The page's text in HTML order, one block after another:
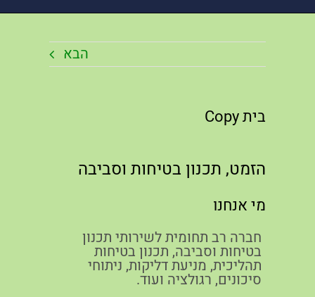
הבא
בית Copy
הזמט, תכנון בטיחות וסביבה
מי אנחנו
חברה רב תחומית לשירותי תכנון
בטיחות וסביבה, תכנון בטיחות
תהליכית, מניעת דליקות, ניתוחי
סיכונים, רגולציה ועוד.